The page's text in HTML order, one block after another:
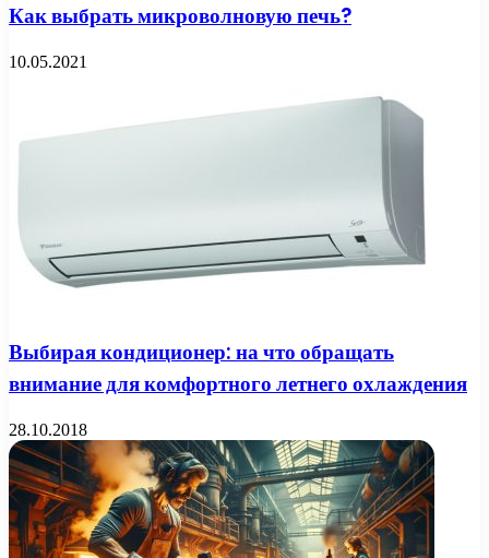
Как выбрать микроволновую печь?
10.05.2021
Выбирая кондиционер: на что обращать
внимание для комфортного летнего охлаждения
28.10.2018